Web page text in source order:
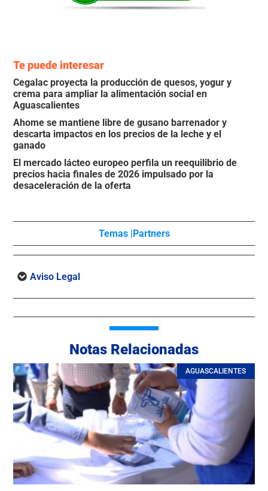
Te puede interesar
Cegalac proyecta la producción de quesos, yogur y
crema para ampliar la alimentación social en
Aguascalientes
Ahome se mantiene libre de gusano barrenador y
descarta impactos en los precios de la leche y el
ganado
El mercado lácteo europeo perfila un reequilibrio de
precios hacia finales de 2026 impulsado por la
desaceleración de la oferta
Temas |Partners
Aviso Legal
Notas Relacionadas
AGUASCALIENTES